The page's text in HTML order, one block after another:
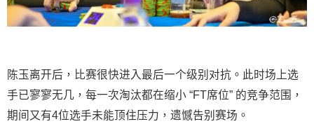
陈玉离开后，比赛很快进入最后一个级别对抗。此时场上选
手已寥寥无几，每一次淘汰都在缩小 “FT席位” 的竞争范围，
期间又有4位选手未能顶住压力，遗憾告别赛场。